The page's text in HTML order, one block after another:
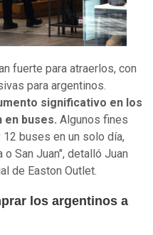
fuerte para atraerlos, con
para argentinos.
significativo en los
en buses. Algunos fines
buses en un solo día,
San Juan", detalló Juan
de Easton Outlet.
los argentinos a